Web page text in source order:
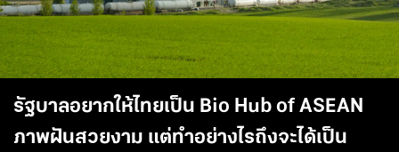
รัฐบาลอยากให้ไทยเป็น Bio Hub of ASEAN
ภาพฝันสวยงาม แต่ทำอย่างไรถึงจะได้เป็น